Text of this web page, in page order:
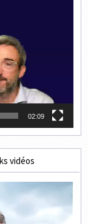
02:09
vidéos